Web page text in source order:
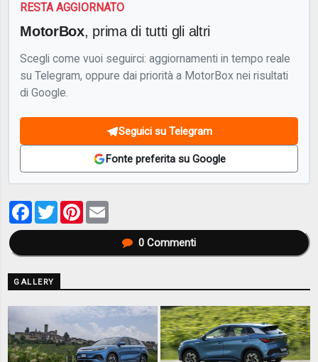
RESTA AGGIORNATO
MotorBox, prima di tutti gli altri
Scegli come vuoi seguirci: aggiornamenti in tempo reale
su Telegram, oppure dai priorità a MotorBox nei risultati
di Google.
Seguici su Telegram
Fonte preferita su Google
Facebook
TwitterPinterest
0Commenti
GALLERY